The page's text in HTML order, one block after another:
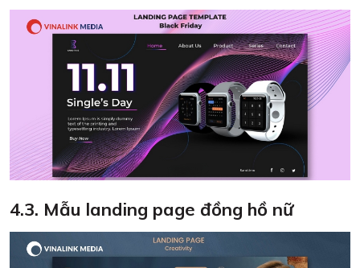
4.3. Mẫu landing page đồng hồ nữ